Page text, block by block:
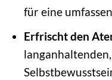
für eine
Erfrischt den